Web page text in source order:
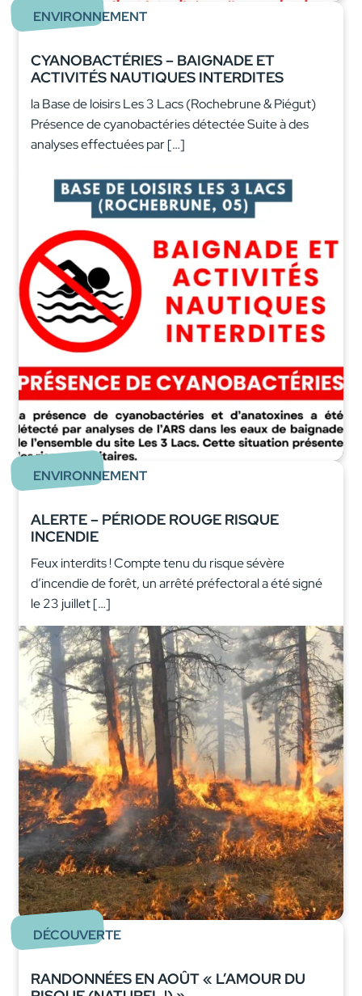
ENVIRONNEMENT
CYANOBACTÉRIES – BAIGNADE ET
ACTIVITÉS NAUTIQUES INTERDITES
la Base de loisirs Les 3 Lacs (Rochebrune & Piégut)
Présence de cyanobactéries détectée Suite à des
analyses effectuées par […]
ENVIRONNEMENT
ALERTE – PÉRIODE ROUGE RISQUE
INCENDIE
Feux interdits ! Compte tenu du risque sévère
d’incendie de forêt, un arrêté préfectoral a été signé
le 23 juillet […]
DÉCOUVERTE
RANDONNÉES EN AOÛT « L’AMOUR DU